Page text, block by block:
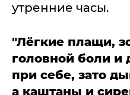
утренние часы.
"Лёгкие плащи,
головной боли и
при себе, зато
а каштаны и